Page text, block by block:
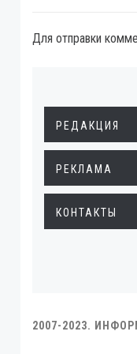
Для отправки
РЕДАКЦИЯ
РЕКЛАМА
КОНТАКТЫ
2007-2023.